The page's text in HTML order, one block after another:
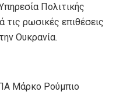
Πολιτικής
ρωσικές επιθέσεις
Ουκρανία.
Μάρκο Ρούμπιο